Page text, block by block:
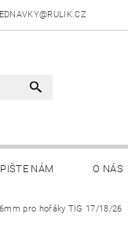
NÁM O NÁS
pro hořáky TIG 17/18/26